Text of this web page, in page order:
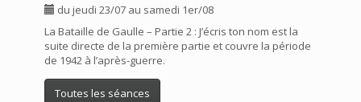
du jeudi 23/07 au samedi 1er/08
La Bataille de Gaulle – Partie 2 : J’écris ton nom est la
suite directe de la première partie et couvre la période
de 1942 à l’après-guerre.
Toutes les séances